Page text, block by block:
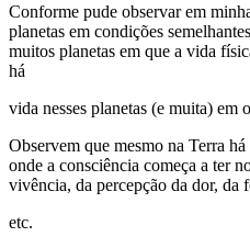
Conforme pude observar em
planetas em condições
muitos planetas em que a vida
há
vida nesses planetas (e muita) em
Observem que mesmo na Terra
onde a consciência começa a ter
vivência, da percepção da dor, da
etc.